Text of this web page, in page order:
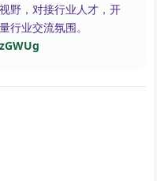
野，对接行业人才，开
行业交流氛围。